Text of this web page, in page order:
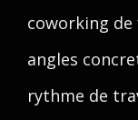
coworking de
angles
rythme de